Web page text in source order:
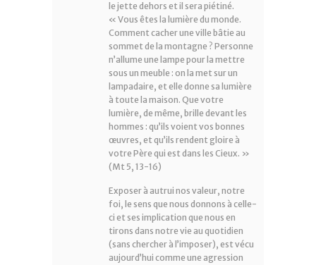
le jette dehors et il sera piétiné.
« Vous êtes la lumière du monde.
Comment cacher une ville bâtie au
sommet de la montagne ? Personne
n’allume une lampe pour la mettre
sous un meuble : on la met sur un
lampadaire, et elle donne sa lumière
à toute la maison. Que votre
lumière, de même, brille devant les
hommes : qu’ils voient vos bonnes
œuvres, et qu’ils rendent gloire à
votre Père qui est dans les Cieux. »
(Mt 5, 13-16)
Exposer à autrui nos valeur, notre
foi, le sens que nous donnons à celle-
ci et ses implication que nous en
tirons dans notre vie au quotidien
(sans chercher à l’imposer), est vécu
aujourd’hui comme une agression